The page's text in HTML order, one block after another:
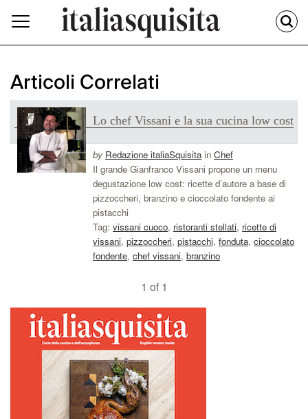
Articoli Correlati
Lo chef Vissani e la sua cucina low cost
by Redazione italiaSquisitain Chef
Il grande Gianfranco Vissani propone un menu
degustazione low cost: ricette d’autore a base di
pizzoccheri, branzino e cioccolato fondente ai
pistacchi
Tag: vissani cuoco, ristoranti stellati, ricette di
vissani, pizzoccheri, pistacchi, fonduta, cioccolato
fondente, chef vissani, branzino
1 of 1